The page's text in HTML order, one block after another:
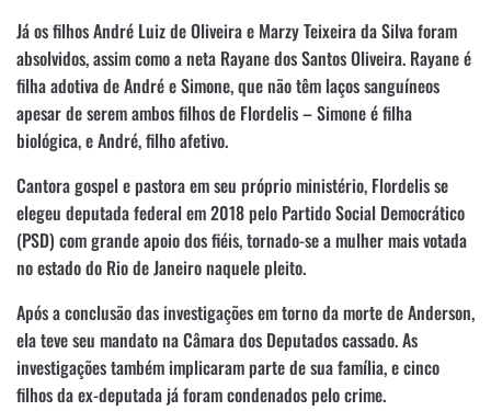
Já os filhos André Luiz de Oliveira e Marzy Teixeira da Silva foram
absolvidos, assim como a neta Rayane dos Santos Oliveira. Rayane é
filha adotiva de André e Simone, que não têm laços sanguíneos
apesar de serem ambos filhos de Flordelis – Simone é filha
biológica, e André, filho afetivo.
Cantora gospel e pastora em seu próprio ministério, Flordelis se
elegeu deputada federal em 2018 pelo Partido Social Democrático
(PSD) com grande apoio dos fiéis, tornado-se a mulher mais votada
no estado do Rio de Janeiro naquele pleito.
Após a conclusão das investigações em torno da morte de Anderson,
ela teve seu mandato na Câmara dos Deputados cassado. As
investigações também implicaram parte de sua família, e cinco
filhos da ex-deputada já foram condenados pelo crime.